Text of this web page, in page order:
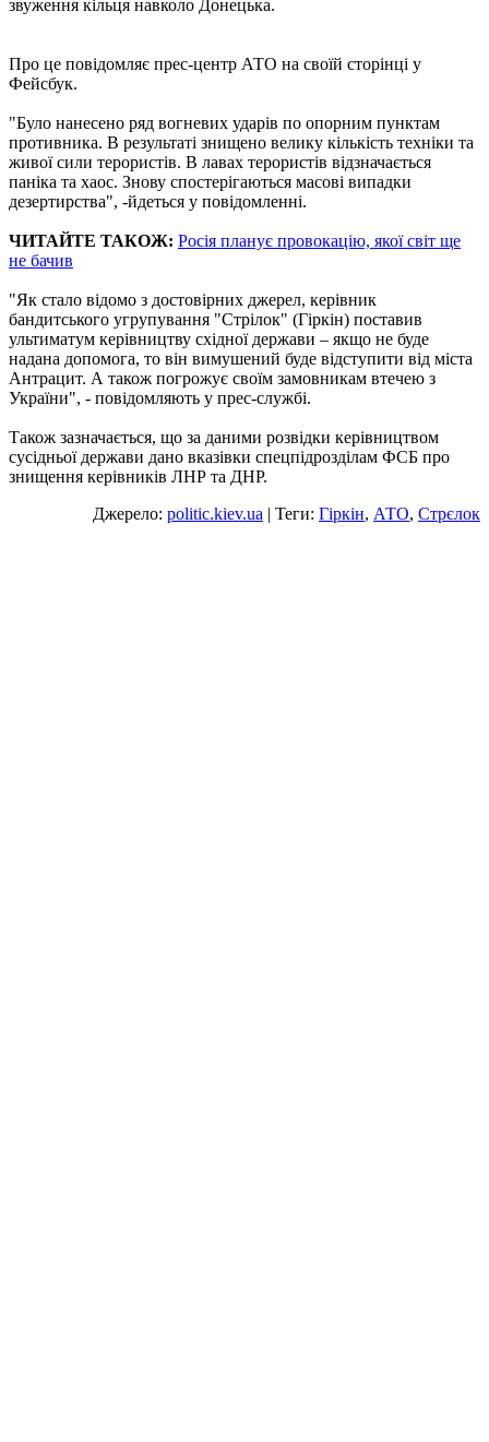
звуження кільця навколо Донецька.
Про це повідомляє прес-центр АТО на своїй сторінці у
Фейсбук.
"Було нанесено ряд вогневих ударів по опорним пунктам
противника. В результаті знищено велику кількість техніки та
живої сили терористів. В лавах терористів відзначається
паніка та хаос. Знову спостерігаються масові випадки
дезертирства", -йдеться у повідомленні.
ЧИТАЙТЕ ТАКОЖ: Росія планує провокацію, якої світ ще
не бачив
"Як стало відомо з достовірних джерел, керівник
бандитського угрупування "Стрілок" (Гіркін) поставив
ультиматум керівництву східної держави – якщо не буде
надана допомога, то він вимушений буде відступити від міста
Антрацит. А також погрожує своїм замовникам втечею з
України", - повідомляють у прес-службі.
Також зазначається, що за даними розвідки керівництвом
сусідньої держави дано вказівки спецпідрозділам ФСБ про
знищення керівників ЛНР та ДНР.
Джерело: politic.kiev.ua | Теги: Гіркін, АТО, Стрєлок